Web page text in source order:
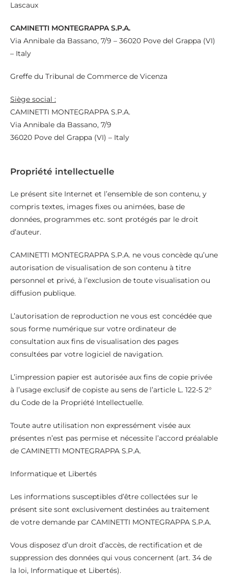
Lascaux
CAMINETTI MONTEGRAPPA S.P.A.
Via Annibale da Bassano, 7/9 – 36020 Pove del Grappa (VI)
– Italy
Greffe du Tribunal de Commerce de Vicenza
Siège social :
CAMINETTI MONTEGRAPPA S.P.A.
Via Annibale da Bassano, 7/9
36020 Pove del Grappa (VI) – Italy
Propriété intellectuelle
Le présent site Internet et l’ensemble de son contenu, y
compris textes, images fixes ou animées, base de
données, programmes etc. sont protégés par le droit
d’auteur.
CAMINETTI MONTEGRAPPA S.P.A. ne vous concède qu’une
autorisation de visualisation de son contenu à titre
personnel et privé, à l’exclusion de toute visualisation ou
diffusion publique.
L’autorisation de reproduction ne vous est concédée que
sous forme numérique sur votre ordinateur de
consultation aux fins de visualisation des pages
consultées par votre logiciel de navigation.
L’impression papier est autorisée aux fins de copie privée
à l’usage exclusif de copiste au sens de l’article L. 122-5 2°
du Code de la Propriété Intellectuelle.
Toute autre utilisation non expressément visée aux
présentes n’est pas permise et nécessite l’accord préalable
de CAMINETTI MONTEGRAPPA S.P.A.
Informatique et Libertés
Les informations susceptibles d’être collectées sur le
présent site sont exclusivement destinées au traitement
de votre demande par CAMINETTI MONTEGRAPPA S.P.A.
Vous disposez d’un droit d’accès, de rectification et de
suppression des données qui vous concernent (art. 34 de
la loi, Informatique et Libertés).